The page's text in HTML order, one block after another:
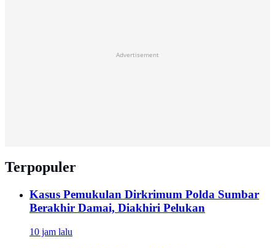
Advertisement
Terpopuler
Kasus Pemukulan Dirkrimum Polda Sumbar
Berakhir Damai, Diakhiri Pelukan
10 jam lalu